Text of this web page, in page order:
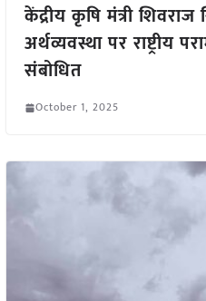
केंद्रीय कृषि मंत्री शिवराज
अर्थव्यवस्था पर राष्ट्रीय
संबोधित
October 1, 2025